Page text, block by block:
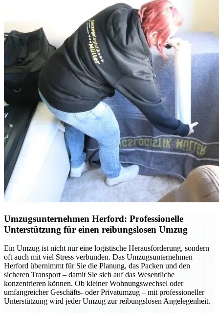
Umzugsunternehmen Herford: Professionelle
Unterstützung für einen reibungslosen Umzug
Ein Umzug ist nicht nur eine logistische Herausforderung, sondern
oft auch mit viel Stress verbunden. Das Umzugsunternehmen
Herford übernimmt für Sie die Planung, das Packen und den
sicheren Transport – damit Sie sich auf das Wesentliche
konzentrieren können. Ob kleiner Wohnungswechsel oder
umfangreicher Geschäfts- oder Privatumzug – mit professioneller
Unterstützung wird jeder Umzug zur reibungslosen Angelegenheit.